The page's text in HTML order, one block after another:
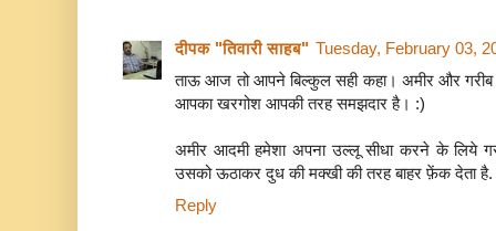
दीपक "तिवारी साहब" Tuesday, February 03,
ताऊ आज तो आपने बिल्कुल सही कहा। अमीर और गरीब
आपका खरगोश आपकी तरह समझदार है। :)
अमीर आदमी हमेशा अपना उल्लू सीधा करने के लिये
उसको ऊठाकर दुध की मक्खी की तरह बाहर फ़ेंक देता है.
Reply